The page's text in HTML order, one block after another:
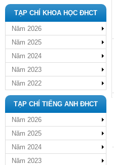
TẠP CHÍ KHOA HỌC ĐHCT
Năm 2026
Năm 2025
Năm 2024
Năm 2023
Năm 2022
TẠP CHÍ TIẾNG ANH ĐHCT
Năm 2026
Năm 2025
Năm 2024
Năm 2023